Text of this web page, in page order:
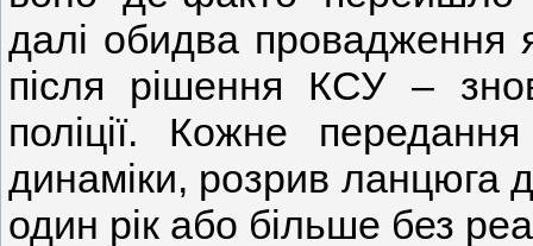
далі обидва провадження
після рішення КСУ –
поліції. Кожне
динаміки, розрив ланцюга
один рік або більше без